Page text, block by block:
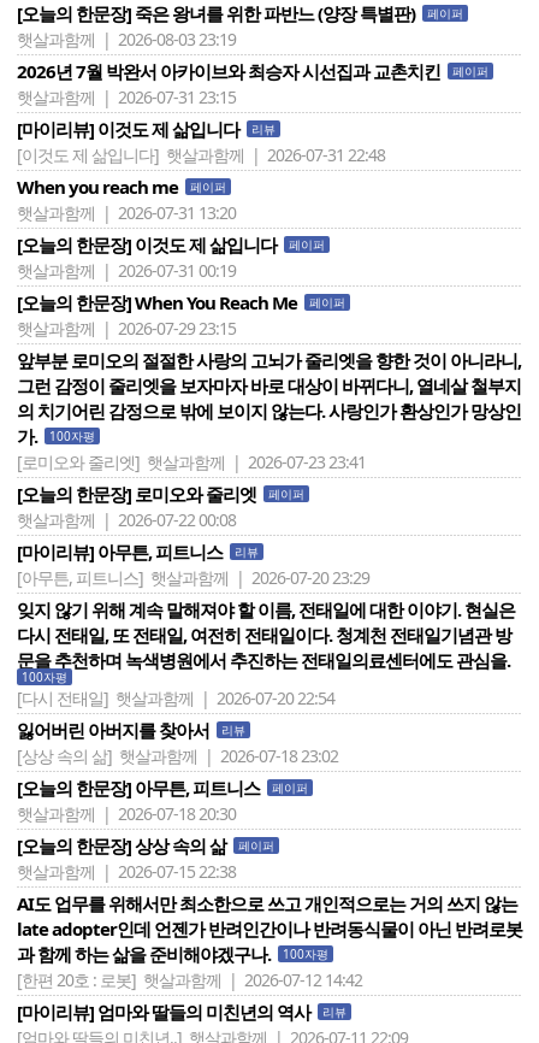
[오늘의 한문장] 죽은 왕녀를 위한 파반느 (양장 특별판) 페이퍼
햇살과함께 | 2026-08-03 23:19
2026년 7월 박완서 아카이브와 최승자 시선집과 교촌치킨 페이퍼
햇살과함께 | 2026-07-31 23:15
[마이리뷰] 이것도 제 삶입니다 리뷰
[이것도 제 삶입니다] 햇살과함께 | 2026-07-31 22:48
When you reach me 페이퍼
햇살과함께 | 2026-07-31 13:20
[오늘의 한문장] 이것도 제 삶입니다 페이퍼
햇살과함께 | 2026-07-31 00:19
[오늘의 한문장] When You Reach Me 페이퍼
햇살과함께 | 2026-07-29 23:15
앞부분 로미오의 절절한 사랑의 고뇌가 줄리엣을 향한 것이 아니라니,
그런 감정이 줄리엣을 보자마자 바로 대상이 바뀌다니, 열네살 철부지
의 치기어린 감정으로 밖에 보이지 않는다. 사랑인가 환상인가 망상인
가.
100자평
[로미오와 줄리엣] 햇살과함께 | 2026-07-23 23:41
[오늘의 한문장] 로미오와 줄리엣 페이퍼
햇살과함께 | 2026-07-22 00:08
[마이리뷰] 아무튼, 피트니스 리뷰
[아무튼, 피트니스] 햇살과함께 | 2026-07-20 23:29
잊지 않기 위해 계속 말해져야 할 이름, 전태일에 대한 이야기. 현실은
다시 전태일, 또 전태일, 여전히 전태일이다. 청계천 전태일기념관 방
문을 추천하며 녹색병원에서 추진하는 전태일의료센터에도 관심을.
100자평
[다시 전태일] 햇살과함께 | 2026-07-20 22:54
잃어버린 아버지를 찾아서 리뷰
[상상 속의 삶] 햇살과함께 | 2026-07-18 23:02
[오늘의 한문장] 아무튼, 피트니스 페이퍼
햇살과함께 | 2026-07-18 20:30
[오늘의 한문장] 상상 속의 삶 페이퍼
햇살과함께 | 2026-07-15 22:38
AI도 업무를 위해서만 최소한으로 쓰고 개인적으로는 거의 쓰지 않는
late adopter인데 언젠가 반려인간이나 반려동식물이 아닌 반려로봇
과 함께 하는 삶을 준비해야겠구나.
100자평
[한편 20호 : 로봇] 햇살과함께 | 2026-07-12 14:42
[마이리뷰] 엄마와 딸들의 미친년의 역사 리뷰
[엄마와 딸들의 미친년..] 햇살과함께 | 2026-07-11 22:09